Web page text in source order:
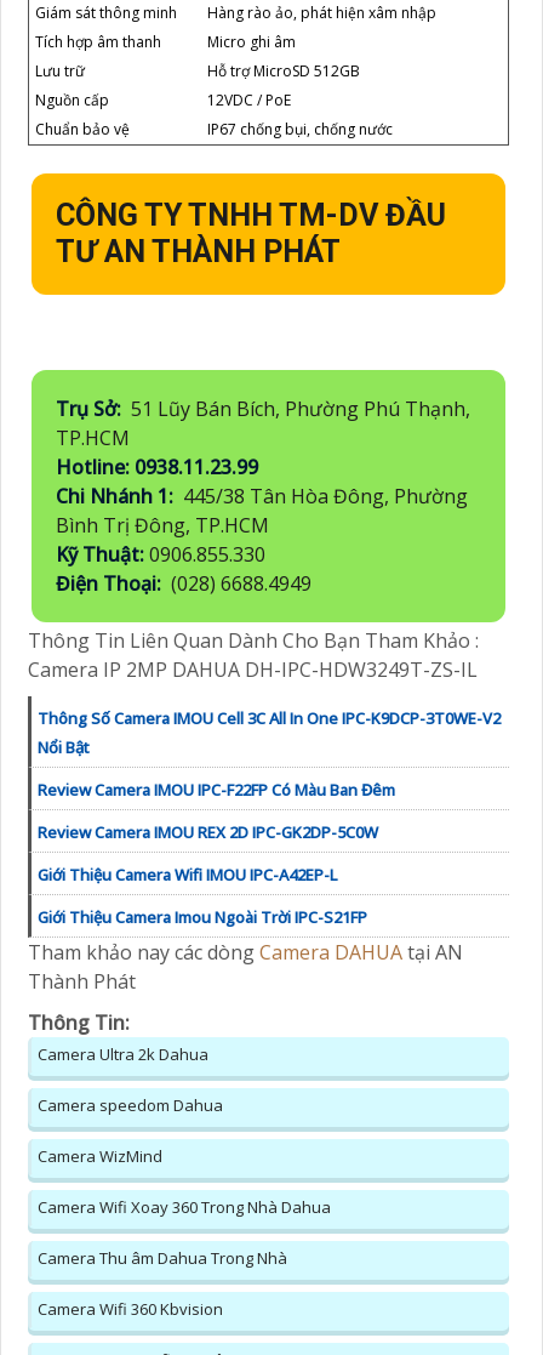
Giám sát thông minh
Hàng rào ảo, phát hiện xâm nhập
Tích hợp âm thanh
Micro ghi âm
Lưu trữ
Hỗ trợ MicroSD 512GB
Nguồn cấp
12VDC / PoE
Chuẩn bảo vệ
IP67 chống bụi, chống nước
CÔNG TY TNHH TM-DV ĐẦU
TƯ AN THÀNH PHÁT
Trụ Sở: 51 Lũy Bán Bích, Phường Phú Thạnh,
TP.HCM
Hotline: 0938.11.23.99
Chi Nhánh 1: 445/38 Tân Hòa Đông, Phường
Bình Trị Đông, TP.HCM
Kỹ Thuật:0906.855.330
Điện Thoại: (028) 6688.4949
Thông Tin Liên Quan Dành Cho Bạn Tham Khảo :
Camera IP 2MP DAHUA DH-IPC-HDW3249T-ZS-IL
Thông Số Camera IMOU Cell 3C All In One IPC-K9DCP-3T0WE-V2
Nổi Bật
Review Camera IMOU IPC-F22FP Có Màu Ban Đêm
Review Camera IMOU REX 2D IPC-GK2DP-5C0W
Giới Thiệu Camera Wifi IMOU IPC-A42EP-L
Giới Thiệu Camera Imou Ngoài Trời IPC-S21FP
Tham khảo nay các dòngCamera DAHUAtại AN
Thành Phát
Thông Tin:
Camera Ultra 2k Dahua
Camera speedom Dahua
Camera WizMind
Camera Wifi Xoay 360 Trong Nhà Dahua
Camera Thu âm Dahua Trong Nhà
Camera Wifi 360 Kbvision